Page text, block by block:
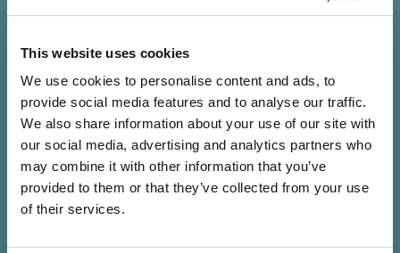
This website uses cookies
We use cookies to personalise content and ads, to
provide social media features and to analyse our traffic.
We also share information about your use of our site with
our social media, advertising and analytics partners who
may combine it with other information that you’ve
provided to them or that they’ve collected from your use
of their services.
Workshop, előadások Zöld programok